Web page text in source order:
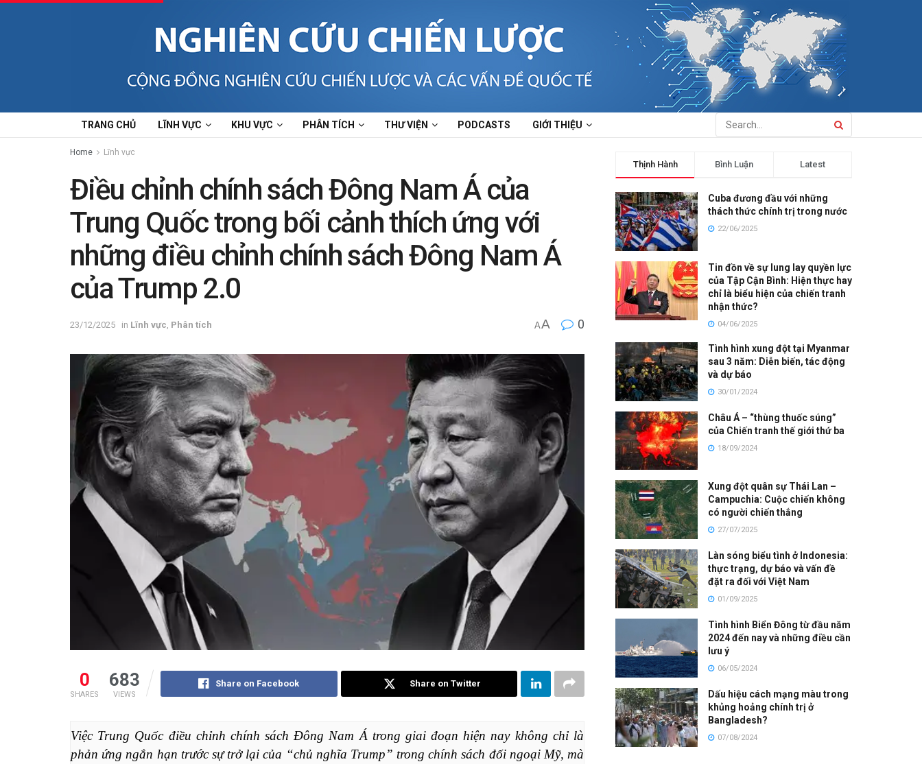
TRANG CHỦ LĨNH VỰC KHU VỰC PHÂN TÍCH THƯ VIỆN PODCASTS GIỚI THIỆU
Home Lĩnh vực
Điều chỉnh chính sách Đông Nam Á của
Trung Quốc trong bối cảnh thích ứng với
những điều chỉnh chính sách Đông Nam Á
của Trump 2.0
23/12/2025 in Lĩnh vực Phân tích AA 0
0
SHARES
683
VIEWS
Share on Facebook Share on Twitter
Việc Trung Quốc điều chỉnh chính sách Đông Nam Á trong giai đoạn hiện nay không chỉ là
phản ứng ngắn hạn trước sự trở lại của “chủ nghĩa Trump” trong chính sách đối ngoại Mỹ, mà
Thịnh Hành Bình Luận Latest
Cuba đương đầu với những
thách thức chính trị trong nước
22/06/2025
Tin đồn về sự lung lay quyền lực
của Tập Cận Bình: Hiện thực hay
chỉ là biểu hiện của chiến tranh
nhận thức?
04/06/2025
Tình hình xung đột tại Myanmar
sau 3 năm: Diễn biến, tác động
và dự báo
30/01/2024
Châu Á – “thùng thuốc súng”
của Chiến tranh thế giới thứ ba
18/09/2024
Xung đột quân sự Thái Lan –
Campuchia: Cuộc chiến không
có người chiến thắng
27/07/2025
Làn sóng biểu tình ở Indonesia:
thực trạng, dự báo và vấn đề
đặt ra đối với Việt Nam
01/09/2025
Tình hình Biển Đông từ đầu năm
2024 đến nay và những điều cần
lưu ý
06/05/2024
Dấu hiệu cách mạng màu trong
khủng hoảng chính trị ở
Bangladesh?
07/08/2024